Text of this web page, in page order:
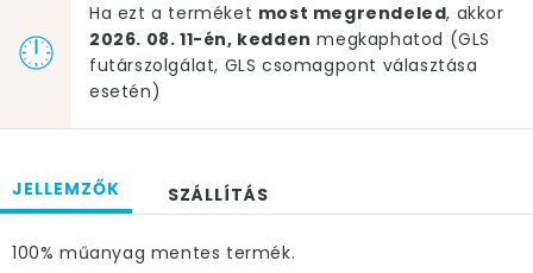
Ha ezt a terméket most megrendeled, akkor
2026. 08. 11-én, kedden megkaphatod (GLS
futárszolgálat, GLS csomagpont választása
esetén)
JELLEMZŐK SZÁLLÍTÁS
100% műanyag mentes termék.